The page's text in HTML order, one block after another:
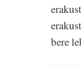
bere